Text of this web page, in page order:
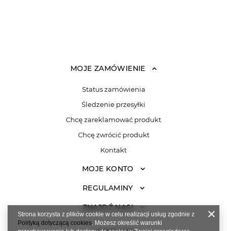
MOJE ZAMÓWIENIE
Status zamówienia
Śledzenie przesyłki
Chcę zareklamować produkt
Chcę zwrócić produkt
Kontakt
MOJE KONTO
REGULAMINY
ZNAJDŹ NAS!
Strona korzysta z plików cookie w celu realizacji usług zgodnie z
Polityką dotyczącą cookies. Możesz określić warunki